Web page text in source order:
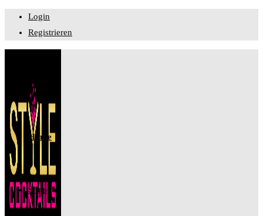
Login
Registrieren
Home
Shop